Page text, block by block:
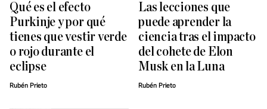
Qué es el efecto
Purkinje y por qué
tienes que vestir verde
o rojo durante el
eclipse
Rubén Prieto
Las lecciones que
puede aprender la
ciencia tras el impacto
del cohete de Elon
Musk en la Luna
Rubén Prieto